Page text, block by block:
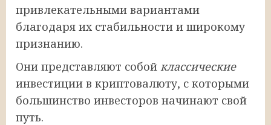
привлекательными вариантами
благодаря их стабильности и широкому
признанию.
Они представляют собой классические
инвестиции в криптовалюту, с которыми
большинство инвесторов начинают свой
путь.